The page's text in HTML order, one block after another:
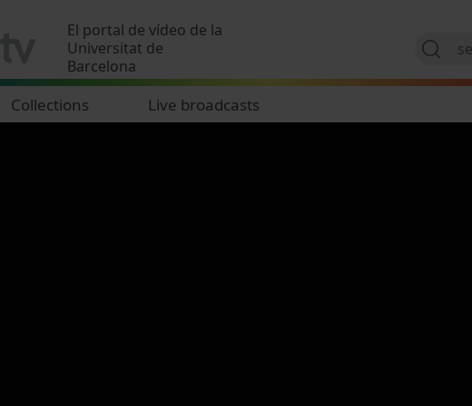
El portal de vídeo de la
Universitat de
Barcelona
Collections Live broadcasts